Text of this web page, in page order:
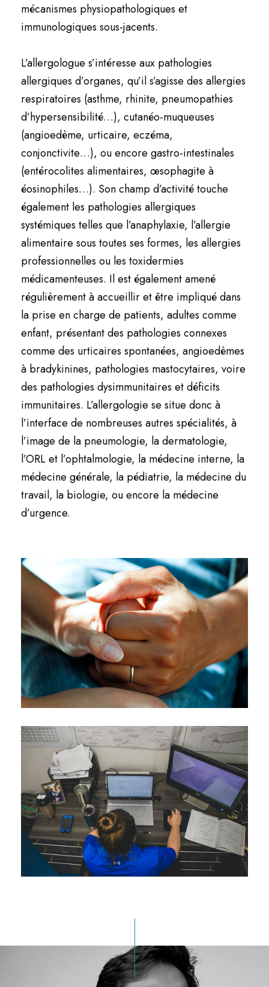
mécanismes physiopathologiques et
immunologiques sous-jacents.
L’allergologue s’intéresse aux pathologies
allergiques d’organes, qu’il s’agisse des allergies
respiratoires (asthme, rhinite, pneumopathies
d’hypersensibilité…), cutanéo-muqueuses
(angioedème, urticaire, eczéma,
conjonctivite…), ou encore gastro-intestinales
(entérocolites alimentaires, œsophagite à
éosinophiles…). Son champ d’activité touche
également les pathologies allergiques
systémiques telles que l’anaphylaxie, l’allergie
alimentaire sous toutes ses formes, les allergies
professionnelles ou les toxidermies
médicamenteuses. Il est également amené
régulièrement à accueillir et être impliqué dans
la prise en charge de patients, adultes comme
enfant, présentant des pathologies connexes
comme des urticaires spontanées, angioedèmes
à bradykinines, pathologies mastocytaires, voire
des pathologies dysimmunitaires et déficits
immunitaires. L’allergologie se situe donc à
l’interface de nombreuses autres spécialités, à
l’image de la pneumologie, la dermatologie,
l’ORL et l’ophtalmologie, la médecine interne, la
médecine générale, la pédiatrie, la médecine du
travail, la biologie, ou encore la médecine
d’urgence.